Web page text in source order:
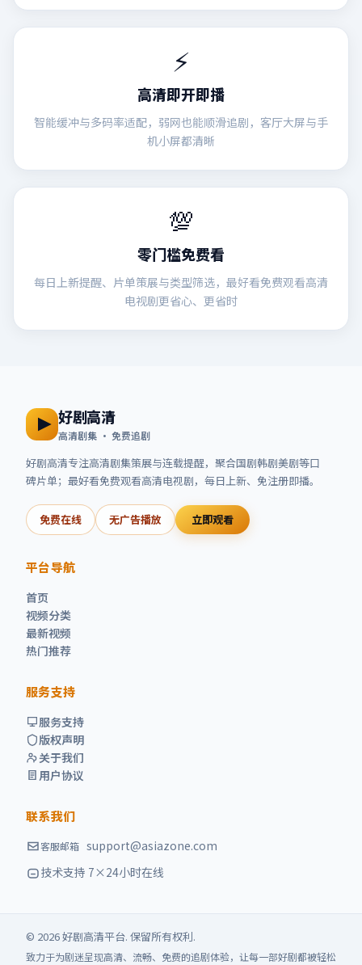
⚡
高清即开即播
智能缓冲与多码率适配，弱网也能顺滑追剧，客厅大屏与手
机小屏都清晰
💯
零门槛免费看
每日上新提醒、片单策展与类型筛选，最好看免费观看高清
电视剧更省心、更省时
好剧高清
高清剧集 · 免费追剧
好剧高清专注高清剧集策展与连载提醒，聚合国剧韩剧美剧等口
碑片单； 最好看免费观看高清电视剧，每日上新、免注册即播。
免费在线 无广告播放 立即观看
平台导航
首页
视频分类
最新视频
热门推荐
服务支持
服务支持
版权声明
关于我们
用户协议
联系我们
客服邮箱 support@asiazone.com
技术支持 7×24小时在线
© 2026好剧高清平台. 保留所有权利.
致力于为剧迷呈现高清、流畅、免费的追剧体验，让每一部好剧都被轻松